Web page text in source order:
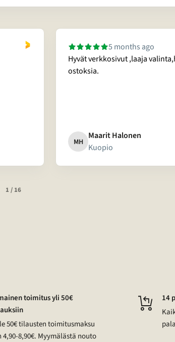
5 months ago
Hyvät verkkosivut ,laaja
ostoksia.
MH
Maarit Halonen
Kuopio
1 / 16
toimitus yli 50€
50€ tilausten toimitusmaksu
4,90-8,90€. Myymälästä nouto
14